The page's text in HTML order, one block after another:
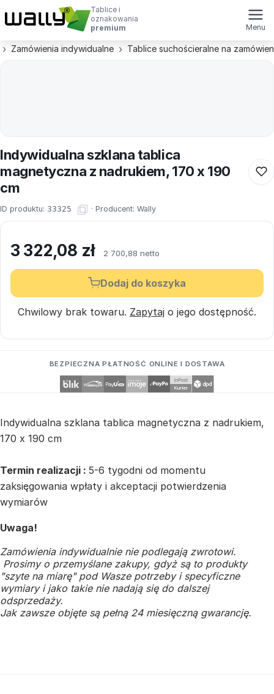
Tablice i
oznakowania
premium
Menu
Zamówienia indywidualne Tablice suchościeralne na
Indywidualna szklana tablica
magnetyczna z nadrukiem, 170 x 190
cm
ID produktu: 33325 · Producent: Wally
3 322,08 zł 2 700,88 netto
Dodaj do koszyka
Chwilowy brak towaru. Zapytaj o jego dostępność.
BEZPIECZNA PŁATNOŚĆ ONLINE I DOSTAWA
Indywidualna szklana tablica magnetyczna z nadrukiem,
170 x 190 cm
Termin realizacji : 5-6 tygodni od momentu
zaksięgowania wpłaty i akceptacji potwierdzenia
wymiarów
Uwaga!
Zamówienia indywidualnie nie podlegają zwrotowi.
Prosimy o przemyślane zakupy, gdyż są to produkty
"szyte na miarę" pod Wasze potrzeby i specyficzne
wymiary i jako takie nie nadają się do dalszej
odsprzedaży.
Jak zawsze objęte są pełną 24 miesięczną gwarancję.